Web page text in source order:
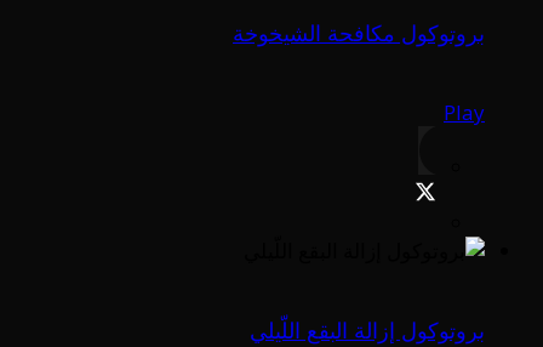
بروتوكول مكافحة الشيخوخة
Play
بروتوكول إزالة البقع اللّيلي